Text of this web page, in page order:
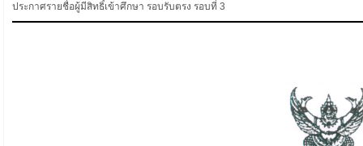
ประกาศรายชื่อผู้มีสิทธิ์เข้าศึกษา รอบรับตรง รอบที่ 3